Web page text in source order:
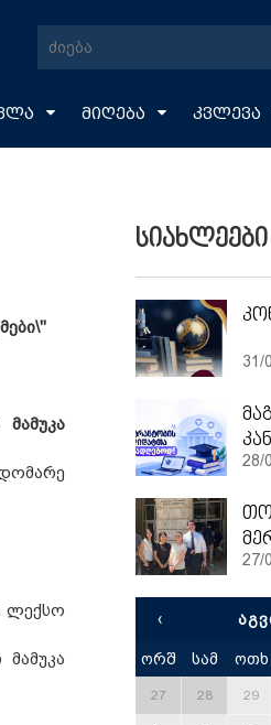
მიღება კვლევა
მამუკა
ლექსო
სიახლეები
31/
28/
27/
‹
ორშ სამ ოთხ
27 28 29